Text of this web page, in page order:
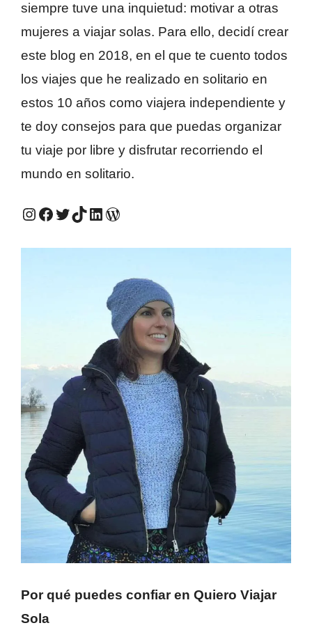
siempre tuve una inquietud: motivar a otras
mujeres a viajar solas. Para ello, decidí crear
este blog en 2018, en el que te cuento todos
los viajes que he realizado en solitario en
estos 10 años como viajera independiente y
te doy consejos para que puedas organizar
tu viaje por libre y disfrutar recorriendo el
mundo en solitario.
Instagram #QuieroViajarSola Facebook #QuieroViajarSola Twitter #QuieroViajarSola TikTok #QuieroViajarSola LinkedIn #QuieroViajarSola Mi antiguo blog, Viajes e ideas
Por qué puedes confiar en Quiero Viajar
Sola